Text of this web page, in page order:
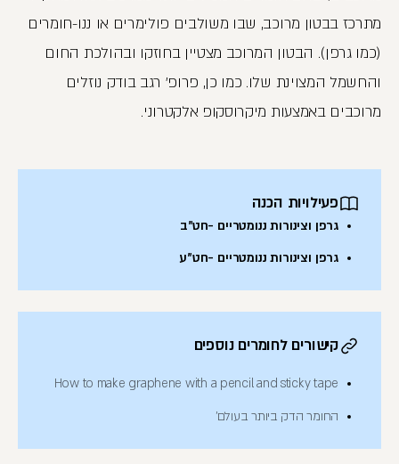
מתרכז בבטון מרוכב, שבו משולבים פולימרים או ננו-חומרים
(כמו גרפן). הבטון המרוכב מצטיין בחוזקו ובהולכת החום
והחשמל המצוינת שלו. כמו כן, פרופ' רגב בודק נוזלים
מרוכבים באמצעות מיקרוסקופ אלקטרוני.
פעילויות הכנה
גרפן וצינורות ננומטריים -חט"ב
גרפן וצינורות ננומטריים -חט"ע
קישורים לחומרים נוספים
How to make graphene with a pencil and sticky tape
החומר הדק ביותר בעולם'